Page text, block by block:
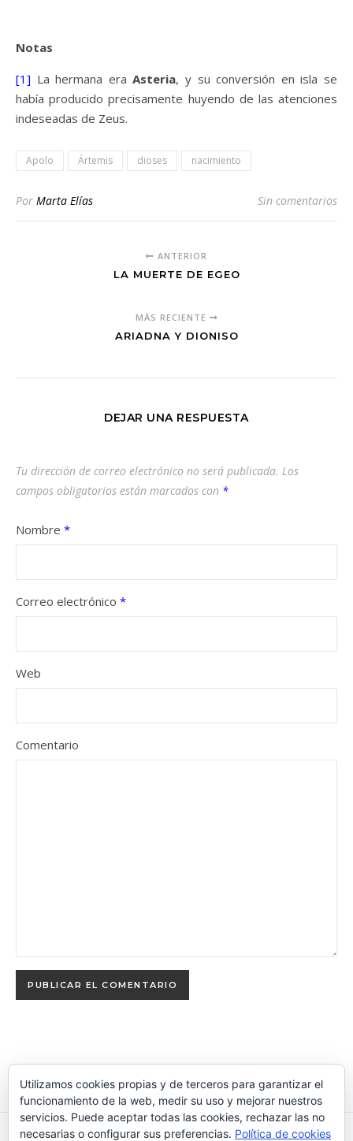
Notas
[1] La hermana eraAsteria, y su conversión en isla se
había producido precisamente huyendo de las atenciones
indeseadas de Zeus.
Apolo Ártemis dioses nacimiento
Por Marta Elías Sin comentarios
ANTERIOR
LA MUERTE DE EGEO
MÁS RECIENTE
ARIADNA Y DIONISO
DEJAR UNA RESPUESTA
Tu dirección de correo electrónico no será publicada. Los
campos obligatorios están marcados con *
Nombre *
Correo electrónico *
Web
Comentario
Utilizamos cookies propias y de terceros para garantizar el
funcionamiento de la web, medir su uso y mejorar nuestros
servicios. Puede aceptar todas las cookies, rechazar las no
necesarias o configurar sus preferencias. Política de cookies